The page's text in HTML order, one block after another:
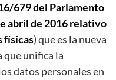
679 del Parlamento
abril de 2016 relativo
físicas) que es la nueva
que unifica la
datos personales en